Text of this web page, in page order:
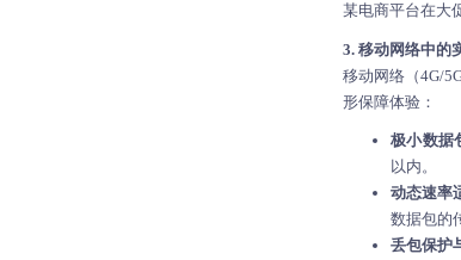
某电商平台在大
3. 移动网络中的
移动网络（4G/
形保障体验：
极小数据
以内。
动态速率
数据包的
丢包保护